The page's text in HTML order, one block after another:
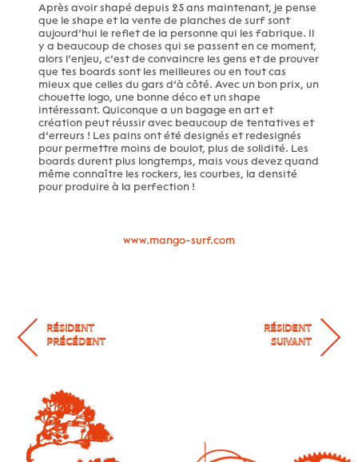
Après avoir shapé depuis 25 ans maintenant, je pense
que le shape et la vente de planches de surf sont
aujourd’hui le reflet de la personne qui les fabrique. Il
y a beaucoup de choses qui se passent en ce moment,
alors l’enjeu, c’est de convaincre les gens et de prouver
que tes boards sont les meilleures ou en tout cas
mieux que celles du gars d’à côté. Avec un bon prix, un
chouette logo, une bonne déco et un shape
intéressant. Quiconque a un bagage en art et
création peut réussir avec beaucoup de tentatives et
d’erreurs ! Les pains ont été designés et redesignés
pour permettre moins de boulot, plus de solidité. Les
boards durent plus longtemps, mais vous devez quand
même connaître les rockers, les courbes, la densité
pour produire à la perfection !
www.mango-surf.com
RÉSIDENT
PRÉCÉDENT
RÉSIDENT
SUIVANT